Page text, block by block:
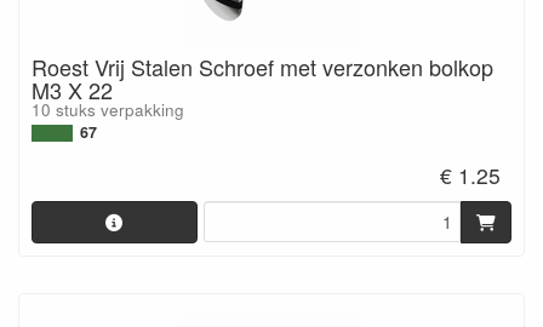
Roest Vrij Stalen Schroef met verzonken bolkop
M3 X 22
10 stuks verpakking
67
€ 1.25